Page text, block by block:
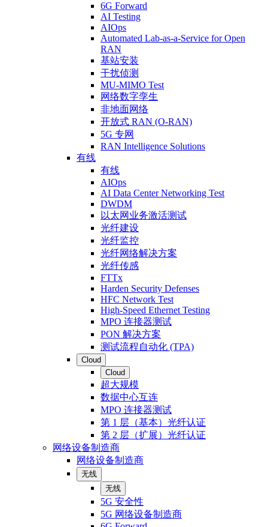
6G Forward
AI Testing
AIOps
Automated Lab-as-a-Service for Open
RAN
基站安装
干扰侦测
MU-MIMO Test
网络数字孪生
非地面网络
开放式 RAN (O-RAN)
5G 专网
RAN Intelligence Solutions
有线
有线
AIOps
AI Data Center Networking Test
DWDM
以太网业务激活测试
光纤建设
光纤监控
光纤网络解决方案
光纤传感
FTTx
Harden Security Defenses
HFC Network Test
High-Speed Ethernet Testing
MPO 连接器测试
PON 解决方案
测试流程自动化 (TPA)
Cloud
Cloud
超大规模
数据中心互连
MPO 连接器测试
第 1 层（基本）光纤认证
第 2 层（扩展）光纤认证
网络设备制造商
网络设备制造商
无线
无线
5G 安全性
5G 网络设备制造商